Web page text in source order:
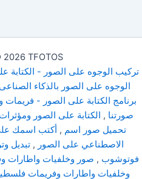
TFOTOS
تركيب الوجوه على الصور - الكتابة
الوجوه على الصور بالذكاء
برنامج الكتابة على الصور -
صورتنا , الكتابة على الصور
تحميل صور اسم , أكتب اسمك
الاصطناعي على الصور , تبديل
فوتوشوب , صور وخلفيات واطارات
وخلفيات واطارات وفريمات